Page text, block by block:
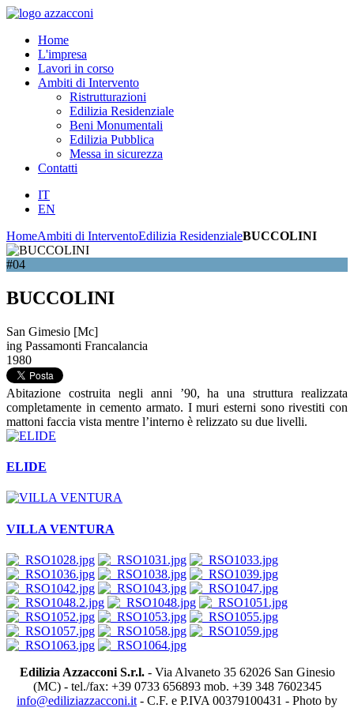
Home
L'impresa
Lavori in corso
Ambiti di Intervento
Ristrutturazioni
Edilizia Residenziale
Beni Monumentali
Edilizia Pubblica
Messa in sicurezza
Contatti
IT
EN
HomeAmbiti di InterventoEdilizia ResidenzialeBUCCOLINI
#04
BUCCOLINI
San Gimesio [Mc]
ing Passamonti Francalancia
1980
Abitazione costruita negli anni ’90, ha una struttura realizzata
completamente in cemento armato. I muri esterni sono rivestiti con
mattoni faccia vista mentre l’interno è relizzato su due livelli.
ELIDE
VILLA VENTURA
Edilizia Azzacconi S.r.l.- Via Alvaneto 35 62026 San Ginesio
(MC) - tel./fax: +39 0733 656893 mob. +39 348 7602345
info@ediliziazzacconi.it - C.F. e P.IVA 00379100431 - Photo by